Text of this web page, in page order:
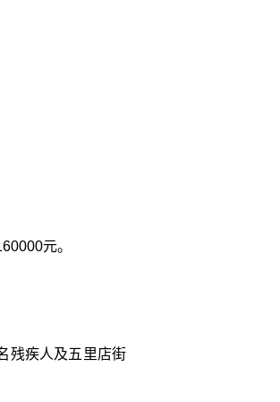
元。
残疾人及五里店街